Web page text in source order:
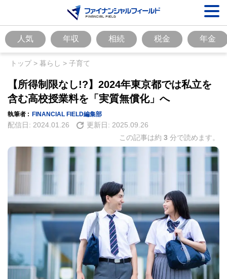
人気 年収 相続 税金 年金
トップ> 暮らし > 子育て
【所得制限なし!?】2024年東京都では私立を
含む高校授業料を「実質無償化」へ
執筆者 : FINANCIAL FIELD編集部
配信日: 2024.01.26 更新日: 2025.09.26
この記事は約 3 分で読めます。